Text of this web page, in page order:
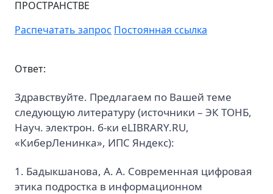
ПРОСТРАНСТВЕ
Распечатать запрос Постоянная ссылка
Ответ:
Здравствуйте. Предлагаем по Вашей теме
следующую литературу (источники – ЭК ТОНБ,
Науч. электрон. б-ки eLIBRARY.RU,
«КиберЛенинка», ИПС Яндекс):
1. Бадыкшанова, А. А. Современная цифровая
этика подростка в информационном